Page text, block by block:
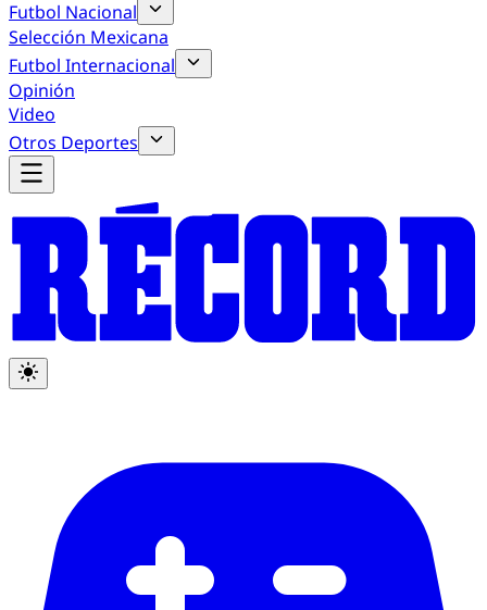
Futbol Nacional
Selección Mexicana
Futbol Internacional
Opinión
Video
Otros Deportes